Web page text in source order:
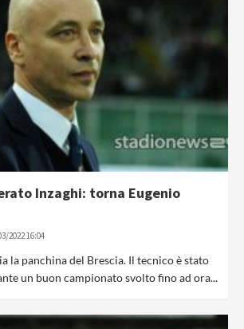
Inzaghi: torna Eugenio
2022 16:04
la panchina del Brescia. Il tecnico è stato
un buon campionato svolto fino ad ora...